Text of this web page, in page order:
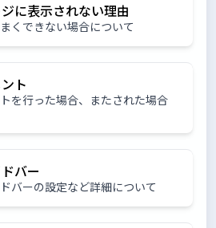
に表示されない理由
くできない場合について
ト
を行った場合、またされた場合
バー
バーの設定など詳細について